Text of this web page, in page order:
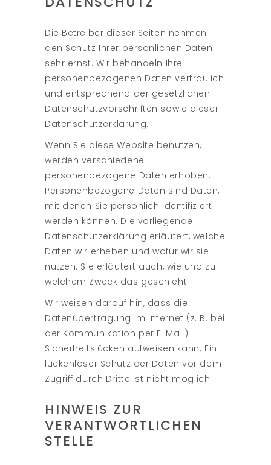
Die Betreiber dieser Seiten nehmen
den Schutz Ihrer persönlichen Daten
sehr ernst. Wir behandeln Ihre
personenbezogenen Daten vertraulich
und entsprechend der gesetzlichen
Datenschutzvorschriften sowie dieser
Datenschutzerklärung.
Wenn Sie diese Website benutzen,
werden verschiedene
personenbezogene Daten erhoben.
Personenbezogene Daten sind Daten,
mit denen Sie persönlich identifiziert
werden können. Die vorliegende
Datenschutzerklärung erläutert, welche
Daten wir erheben und wofür wir sie
nutzen. Sie erläutert auch, wie und zu
welchem Zweck das geschieht.
Wir weisen darauf hin, dass die
Datenübertragung im Internet (z. B. bei
der Kommunikation per E-Mail)
Sicherheitslücken aufweisen kann. Ein
lückenloser Schutz der Daten vor dem
Zugriff durch Dritte ist nicht möglich.
HINWEIS ZUR
VERANTWORTLICHEN
STELLE